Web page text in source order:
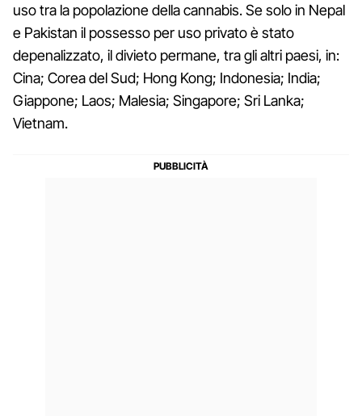
uso tra la popolazione della cannabis. Se solo in Nepal
e Pakistan il possesso per uso privato è stato
depenalizzato, il divieto permane, tra gli altri paesi, in:
Cina; Corea del Sud; Hong Kong; Indonesia; India;
Giappone; Laos; Malesia; Singapore; Sri Lanka;
Vietnam.